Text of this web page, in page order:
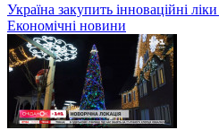
Україна закупить інноваційні
Економічні новини